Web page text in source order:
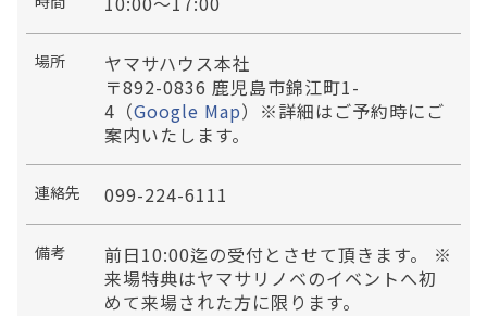
場所
ヤマサハウス本社
〒892-0836 鹿児島市錦江町1-
4（Google Map）※詳細はご予約時にご
案内いたします。
連絡先 099-224-6111
備考
前日10:00迄の受付とさせて頂きます。 ※
来場特典はヤマサリノベのイベントへ初
めて来場された方に限ります。